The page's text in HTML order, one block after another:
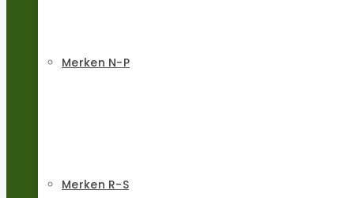
Merken N-P
Merken R-S